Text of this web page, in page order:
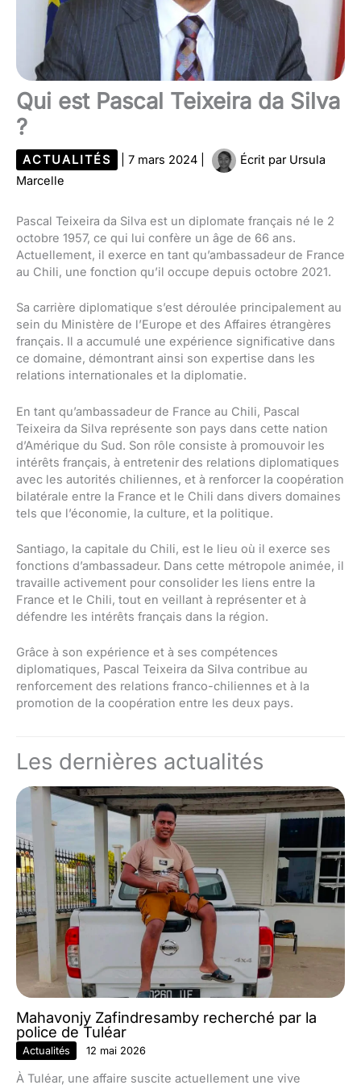
Qui est Pascal Teixeira da Silva
?
ACTUALITÉS 7 mars 2024 Écrit par Ursula
Marcelle
Pascal Teixeira da Silva est un diplomate français né le 2
octobre 1957, ce qui lui confère un âge de 66 ans.
Actuellement, il exerce en tant qu’ambassadeur de France
au Chili, une fonction qu’il occupe depuis octobre 2021.
Sa carrière diplomatique s’est déroulée principalement au
sein du Ministère de l’Europe et des Affaires étrangères
français. Il a accumulé une expérience significative dans
ce domaine, démontrant ainsi son expertise dans les
relations internationales et la diplomatie.
En tant qu’ambassadeur de France au Chili, Pascal
Teixeira da Silva représente son pays dans cette nation
d’Amérique du Sud. Son rôle consiste à promouvoir les
intérêts français, à entretenir des relations diplomatiques
avec les autorités chiliennes, et à renforcer la coopération
bilatérale entre la France et le Chili dans divers domaines
tels que l’économie, la culture, et la politique.
Santiago, la capitale du Chili, est le lieu où il exerce ses
fonctions d’ambassadeur. Dans cette métropole animée, il
travaille activement pour consolider les liens entre la
France et le Chili, tout en veillant à représenter et à
défendre les intérêts français dans la région.
Grâce à son expérience et à ses compétences
diplomatiques, Pascal Teixeira da Silva contribue au
renforcement des relations franco-chiliennes et à la
promotion de la coopération entre les deux pays.
Les dernières actualités
Mahavonjy Zafindresamby recherché par la
police de Tuléar
Actualités 12 mai 2026
À Tuléar, une affaire suscite actuellement une vive